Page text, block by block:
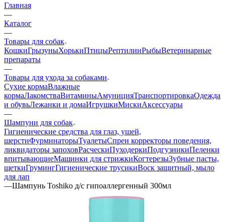
Главная
—
Каталог
—
Товары для собак
КошкиГрызуныХорькиПтицыРептилииРыбыВетеринарные
препараты
—
Товары для ухода за собаками
Сухие кормаВлажные
кормаЛакомстваВитаминыАмуницияТранспортировкаОдежда
и обувьЛежанки и домаИгрушкиМискиАксессуары
—
Шампуни для собак
Гигиенические средства для глаз, ушей,
шерстиФурминаторыТуалетыСпреи корректоры поведения,
ликвидаторы запоховРасческиПуходеркиПодгузникиПеленки
впитывающиеМашинки для стрижкиКогтерезыЗубные пасты,
щеткиГрумингГигиенические трусикиВоск защитный, мыло
для лап
—Шампунь Toshiko д/с гипоаллергенный 300мл